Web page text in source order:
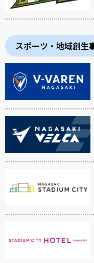
スポーツ・地域創生